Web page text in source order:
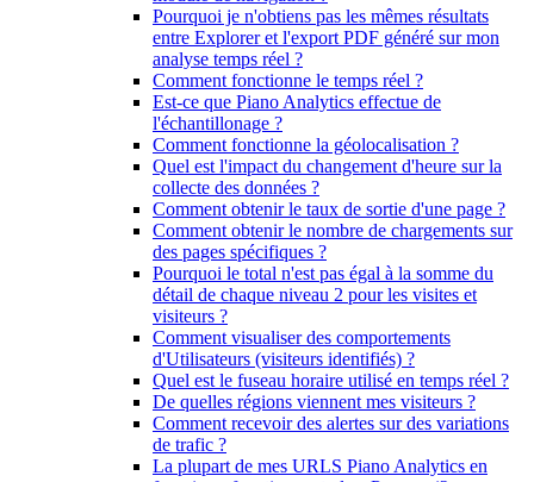
Pourquoi je n'obtiens pas les mêmes résultats
entre Explorer et l'export PDF généré sur mon
analyse temps réel ?
Comment fonctionne le temps réel ?
Est-ce que Piano Analytics effectue de
l'échantillonage ?
Comment fonctionne la géolocalisation ?
Quel est l'impact du changement d'heure sur la
collecte des données ?
Comment obtenir le taux de sortie d'une page ?
Comment obtenir le nombre de chargements sur
des pages spécifiques ?
Pourquoi le total n'est pas égal à la somme du
détail de chaque niveau 2 pour les visites et
visiteurs ?
Comment visualiser des comportements
d'Utilisateurs (visiteurs identifiés) ?
Quel est le fuseau horaire utilisé en temps réel ?
De quelles régions viennent mes visiteurs ?
Comment recevoir des alertes sur des variations
de trafic ?
La plupart de mes URLS Piano Analytics en